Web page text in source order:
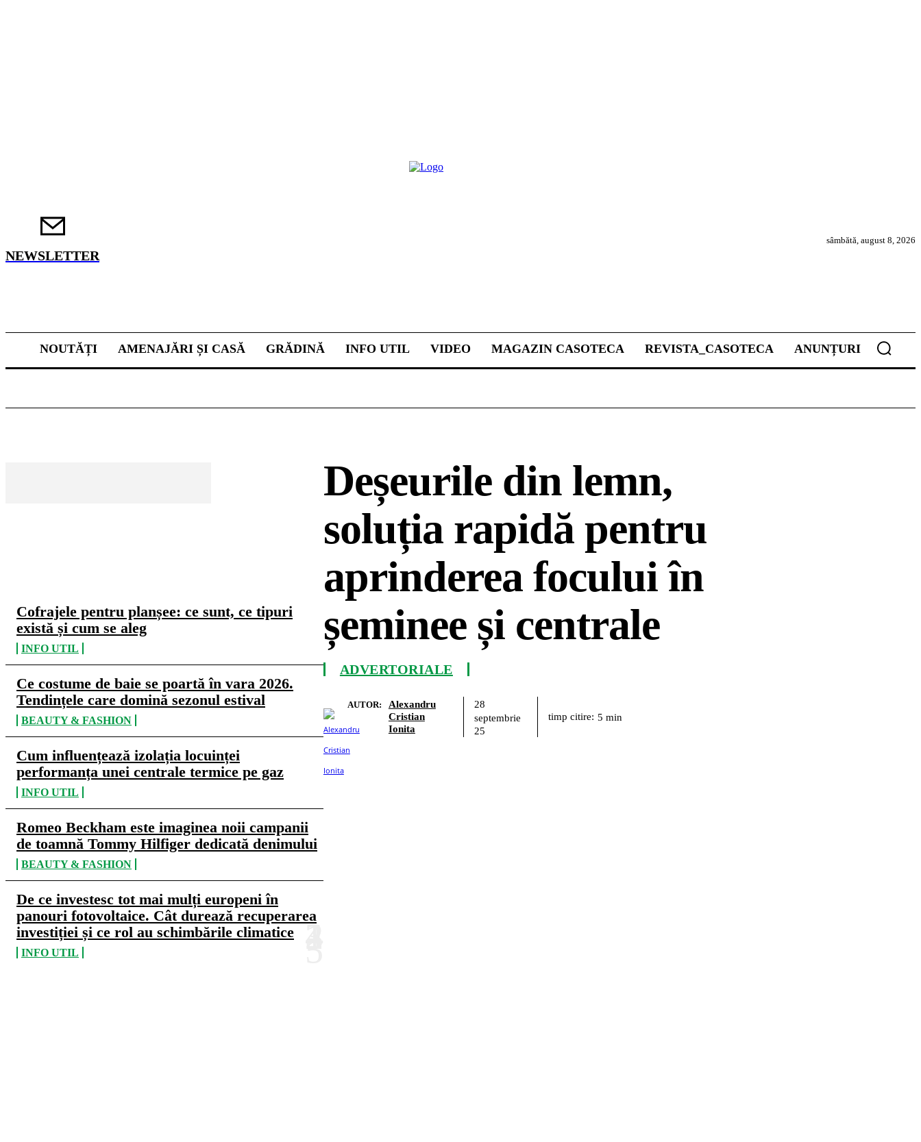
NEWSLETTER
sâmbătă, august 8, 2026
NOUTĂȚI AMENAJĂRI ȘI CASĂ GRĂDINĂ INFO UTIL VIDEO MAGAZIN CASOTECA REVISTA_CASOTECA ANUNȚURI
Cofrajele pentru planșee: ce sunt, ce tipuri
există și cum se aleg
INFO UTIL
Ce costume de baie se poartă în vara 2026.
Tendințele care domină sezonul estival
BEAUTY & FASHION
Cum influențează izolația locuinței
performanța unei centrale termice pe gaz
INFO UTIL
Romeo Beckham este imaginea noii campanii
de toamnă Tommy Hilfiger dedicată denimului
BEAUTY & FASHION
De ce investesc tot mai mulți europeni în
panouri fotovoltaice. Cât durează recuperarea
investiției și ce rol au schimbările climatice
INFO UTIL
Deșeurile din lemn,
soluția rapidă pentru
aprinderea focului în
șeminee și centrale
ADVERTORIALE
AUTOR:
Alexandru
Cristian
Ionita
28
septembrie
25
timp citire: 5 min